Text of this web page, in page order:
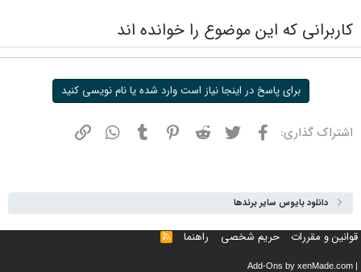
کاربرانی که این موضوع را خوانده اند
برای پاسخ در اینجا نیاز است وارد شده یا نام نویسی کنید
اشتراک گذاری: فیسبوک توییتر ردیت پینترستتامبلر واتسپ
دانلود بایوس سایر برندها
قوانین و مقررات حریم شخصی راهنما خوراک
|
Add-Ons by xenMade.com